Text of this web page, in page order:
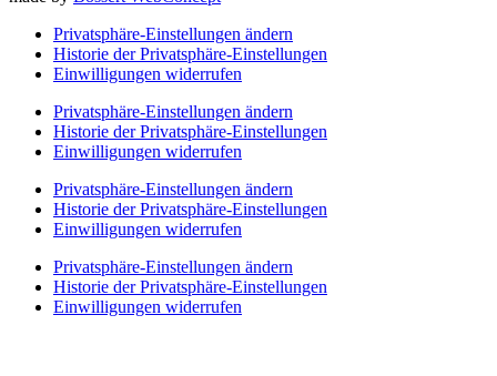
Privatsphäre-Einstellungen ändern
Historie der Privatsphäre-Einstellungen
Einwilligungen widerrufen
Privatsphäre-Einstellungen ändern
Historie der Privatsphäre-Einstellungen
Einwilligungen widerrufen
Privatsphäre-Einstellungen ändern
Historie der Privatsphäre-Einstellungen
Einwilligungen widerrufen
Privatsphäre-Einstellungen ändern
Historie der Privatsphäre-Einstellungen
Einwilligungen widerrufen